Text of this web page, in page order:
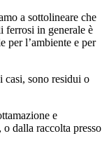
a sottolineare che
ferrosi in generale è
per l’ambiente e per
casi, sono residui o
e
dalla raccolta presso